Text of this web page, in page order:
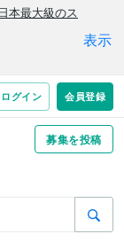
募集を投稿